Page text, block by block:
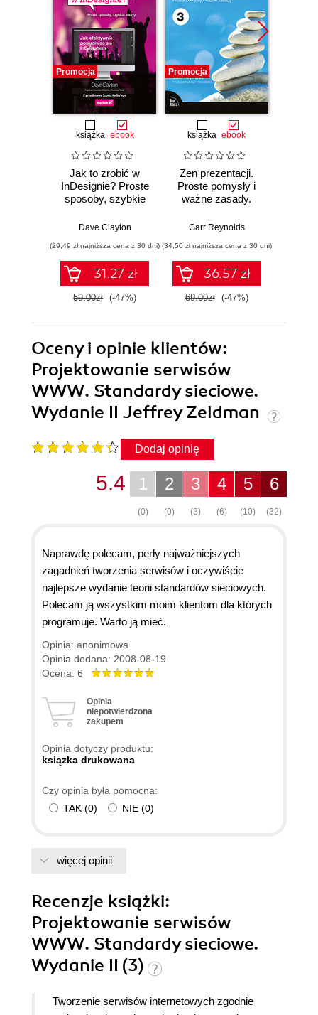
Promocja
książka ebook
Jak to zrobić w
InDesignie? Proste
sposoby, szybkie
Dave Clayton
(29,49 zł najniższa cena z 30 dni)
31.27 zł
59.00zł (-47%)
Promocja
książka ebook
Zen prezentacji.
Proste pomysły i
ważne zasady.
Garr Reynolds
(34,50 zł najniższa cena z 30 dni)
36.57 zł
69.00zł (-47%)
Oceny i opinie klientów:
Projektowanie serwisów
WWW. Standardy sieciowe.
Wydanie II Jeffrey Zeldman
Dodaj opinię
6
(32)
5
(10)
4
(6)
3
(3)
2
(0)
1
(0)
5.4
Naprawdę polecam, perły najważniejszych
zagadnień tworzenia serwisów i oczywiście
najlepsze wydanie teorii standardów sieciowych.
Polecam ją wszystkim moim klientom dla których
programuje. Warto ją mieć.
Opinia: anonimowa
Opinia dodana: 2008-08-19
Ocena: 6
Opinia
niepotwierdzona
zakupem
Opinia dotyczy produktu:
ksiązka drukowana
Czy opinia była pomocna:
TAK (0) NIE (0)
więcej opinii
Recenzje książki:
Projektowanie serwisów
WWW. Standardy sieciowe.
Wydanie II (3)
Tworzenie serwisów internetowych zgodnie